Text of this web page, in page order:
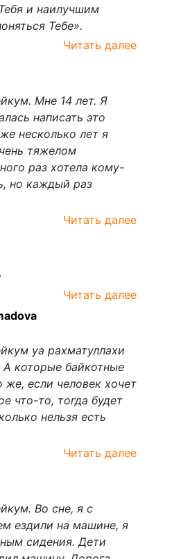
и наилучшим
Тебе».
Читать далее
Мне 14 лет. Я
написать это
несколько лет я
тяжелом
раз хотела кому-
но каждый раз
Читать далее
Читать далее
уа рахматуллахи
А которые байкотные
же, если человек хочет
что-то, тогда будет
нельзя есть
Читать далее
Во сне, я с
ездили на машине, я
сидения. Дети